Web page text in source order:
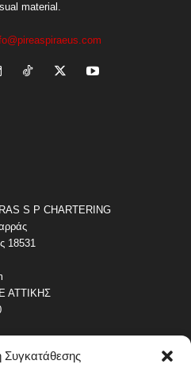
Συγκατάθεσης
material.
S P CHARTERING
18531
ΑΤΤΙΚΗΣ